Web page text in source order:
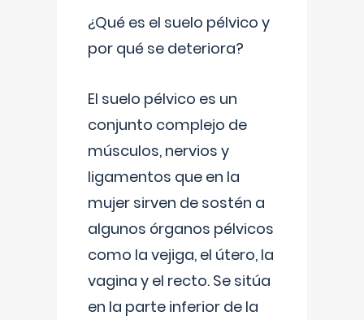
¿Qué es el suelo pélvico y
por qué se deteriora?
El suelo pélvico es un
conjunto complejo de
músculos, nervios y
ligamentos que en la
mujer sirven de sostén a
algunos órganos pélvicos
como la vejiga, el útero, la
vagina y el recto. Se sitúa
en la parte inferior de la